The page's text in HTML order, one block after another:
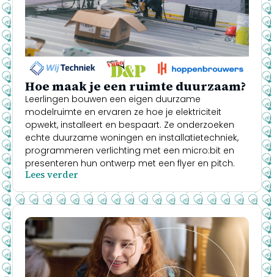
Hoe maak je een ruimte duurzaam?
Leerlingen bouwen een eigen duurzame
modelruimte en ervaren ze hoe je elektriciteit
opwekt, installeert en bespaart. Ze onderzoeken
echte duurzame woningen en installatietechniek,
programmeren verlichting met een micro:bit en
presenteren hun ontwerp met een flyer en pitch.
Lees verder